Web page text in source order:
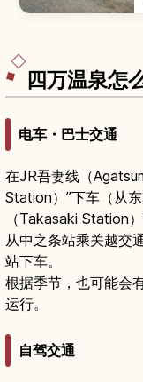
四万温泉怎
电车・巴士交通
在JR吾妻线（
Station）”下车（从
（Takasaki Station
从中之条站乘关越交
站下车。
根据季节，也可能会
运行。
自驾交通